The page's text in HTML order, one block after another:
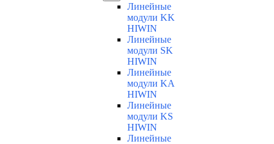
Линейные
модули KK
HIWIN
Линейные
модули SK
HIWIN
Линейные
модули KA
HIWIN
Линейные
модули KS
HIWIN
Линейные